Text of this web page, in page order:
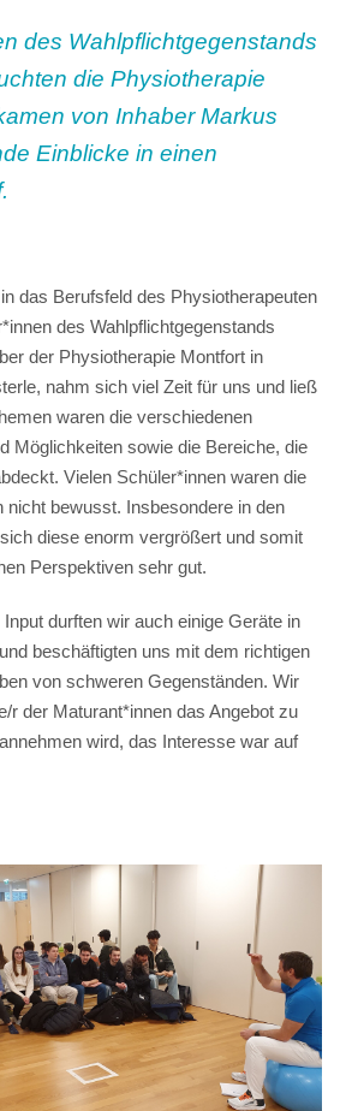
des Wahlpflichtgegenstands
die Physiotherapie
von Inhaber Markus
Einblicke in einen
das Berufsfeld des Physiotherapeuten
des Wahlpflichtgegenstands
der Physiotherapie Montfort in
nahm sich viel Zeit für uns und ließ
waren die verschiedenen
Möglichkeiten sowie die Bereiche, die
Vielen Schüler*innen waren die
nicht bewusst. Insbesondere in den
diese enorm vergrößert und somit
Perspektiven sehr gut.
durften wir auch einige Geräte in
beschäftigten uns mit dem richtigen
von schweren Gegenständen. Wir
r der Maturant*innen das Angebot zu
wird, das Interesse war auf